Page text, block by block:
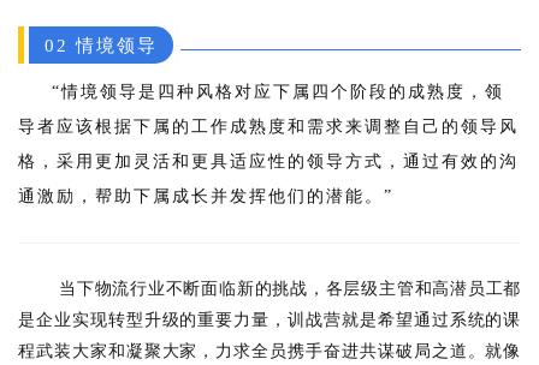
02 情境领导
“情境领导是四种风格对应下属四个阶段的成熟度，领
导者应该根据下属的工作成熟度和需求来调整自己的领导风
格，采用更加灵活和更具适应性的领导方式，通过有效的沟
通激励，帮助下属成长并发挥他们的潜能。”
当下物流行业不断面临新的挑战，各层级主管和高潜员工都
是企业实现转型升级的重要力量，训战营就是希望通过系统的课
程武装大家和凝聚大家，力求全员携手奋进共谋破局之道 。就像